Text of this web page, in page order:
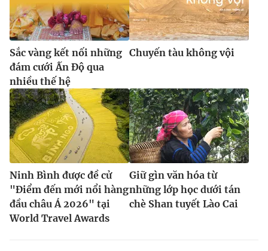
Sắc vàng kết nối những
đám cưới Ấn Độ qua
nhiều thế hệ
Chuyến tàu không vội
Ninh Bình được đề cử
"Điểm đến mới nổi hàng
đầu châu Á 2026" tại
World Travel Awards
Giữ gìn văn hóa từ
những lớp học dưới tán
chè Shan tuyết Lào Cai